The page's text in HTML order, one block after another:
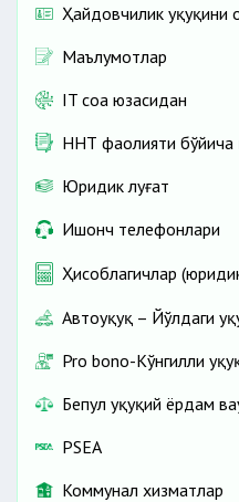
Ҳайдовчилик ҳуқуқини
Маълумотлар
IT соҳа юзасидан
ННТ фаолияти бўйича
Юридик луғат
Ишонч телефонлари
Ҳисоблагичлар
Автоҳуқуқ – Йўлдаги
Pro bono-Кўнгилли
Бепул ҳуқуқий ёрдам
PSEA
Коммунал хизматлар